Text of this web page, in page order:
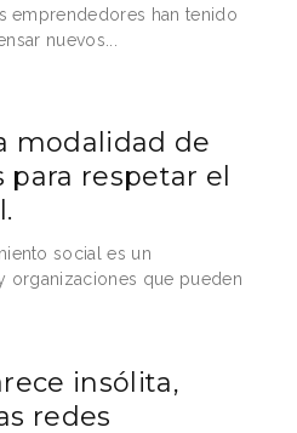
emprendedores han tenido
nuevos...
modalidad de
para respetar el
social es un
organizaciones que pueden
insólita,
redes